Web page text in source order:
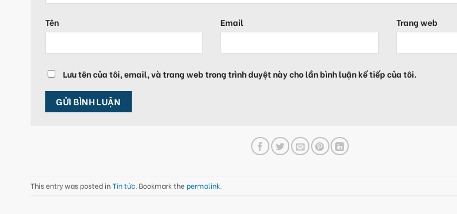
Tên Email Trang web
Lưu tên của tôi, email, và trang web trong trình duyệt này cho lần bình luận kế tiếp của tôi.
This entry was posted inTin tức. Bookmark thepermalink.